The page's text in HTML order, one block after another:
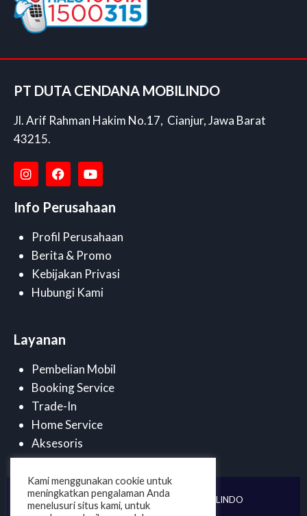
PT DUTA CENDANA MOBILINDO
Jl. Arif Rahman Hakim No.17, Cianjur, Jawa Barat
43215.
Info Perusahaan
Profil Perusahaan
Berita & Promo
Kebijakan Privasi
Hubungi Kami
Layanan
Pembelian Mobil
Booking Service
Trade-In
Home Service
Aksesoris
©2025 . PT DUTA CENDANA MOBILINDO
Kami menggunakan cookie untuk
meningkatkan pengalaman Anda
menelusuri situs kami, untuk